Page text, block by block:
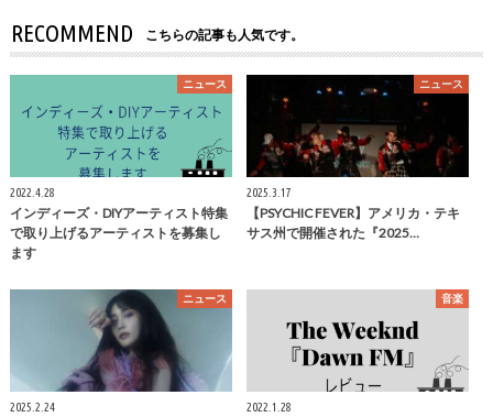
RECOMMEND こちらの記事も人気です。
ニュース
2022.4.28
インディーズ・DIYアーティスト特集
で取り上げるアーティストを募集し
ます
ニュース
2025.3.17
【PSYCHIC FEVER】アメリカ・テキ
サス州で開催された『2025…
ニュース
2025.2.24
音楽
2022.1.28